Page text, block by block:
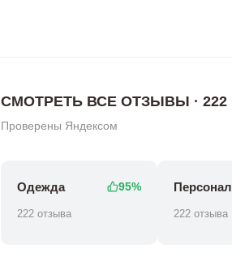
СМОТРЕТЬ ВСЕ ОТЗЫВЫ · 222
Проверены Яндексом
Одежда 95%
222 отзыва
Персонал
222 отзыва